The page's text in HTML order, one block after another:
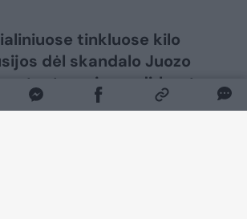
tinkluose kilo
dėl skandalo Juozo
teatre – jame dirbantys
apie galimą mobingą.